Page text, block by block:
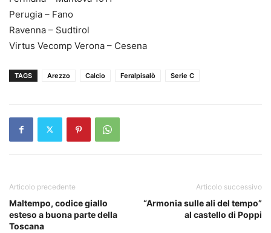
Perugia – Fano
Ravenna – Sudtirol
Virtus Vecomp Verona – Cesena
TAGS Arezzo Calcio Feralpisalò Serie C
Articolo precedente
Maltempo, codice giallo
esteso a buona parte della
Toscana
Articolo successivo
“Armonia sulle ali del tempo”
al castello di Poppi